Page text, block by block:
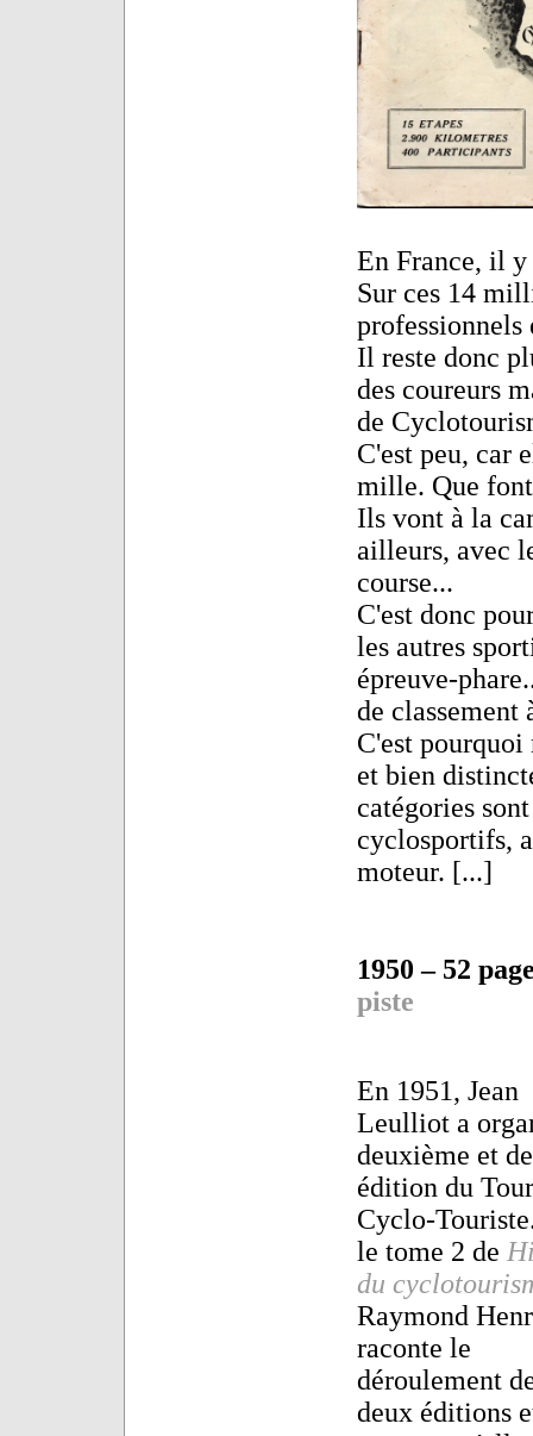
En France, il
Sur ces 14
Il reste donc
des coureurs
de
C'est peu, car
mille. Que
Ils vont à la
ailleurs, avec
course...
C'est donc
les autres
épreuve-
de
C'est pourquoi
et bien
catégories
cyclosportifs,
moteur. [...]
1950 – 52
piste
En 1951, Jean
Leulliot a
deuxième et
édition du Tour
Cyclo-
le tome 2 de
du
Raymond
raconte le
déroulement
deux éditions